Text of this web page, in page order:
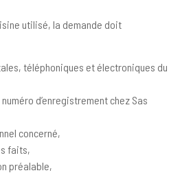
utilisé, la demande doit
téléphoniques et électroniques du
d’enregistrement chez Sas
concerné,
faits,
préalable,